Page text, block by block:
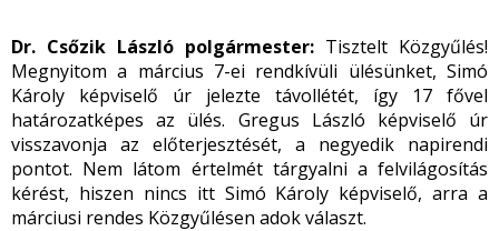
Dr. Csőzik László polgármester: Tisztelt Közgyűlés!
Megnyitom a március 7-ei rendkívüli ülésünket, Simó
Károly képviselő úr jelezte távollétét, így 17 fővel
határozatképes az ülés. Gregus László képviselő úr
visszavonja az előterjesztését, a negyedik napirendi
pontot. Nem látom értelmét tárgyalni a felvilágosítás
kérést, hiszen nincs itt Simó Károly képviselő, arra a
márciusi rendes Közgyűlésen adok választ.